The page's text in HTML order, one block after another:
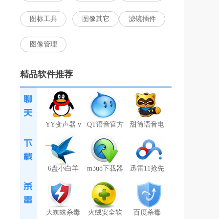
图标工具 图像其它 滤镜插件
图像管理
精品软件推荐
YY变声器 v QT语音官方 甜筒语音电
6盘小白羊 m3u8下载器 迅雷11抢先
大蜘蛛杀毒 火绒安全软 百度杀毒